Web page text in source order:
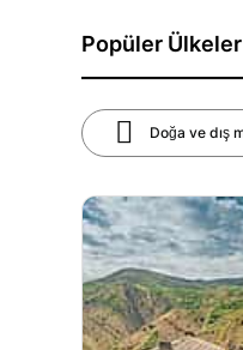
Popüler Ülkeler
Doğa ve dış